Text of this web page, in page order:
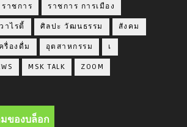
ราชการ ราชการ การเมือง
วาไรตี้ ศิลปะ วัฒนธรรม สังคม
รื่องดื่ม อุตสาหกรรม เ
MSK TALK ZOOM
ของบล็อก